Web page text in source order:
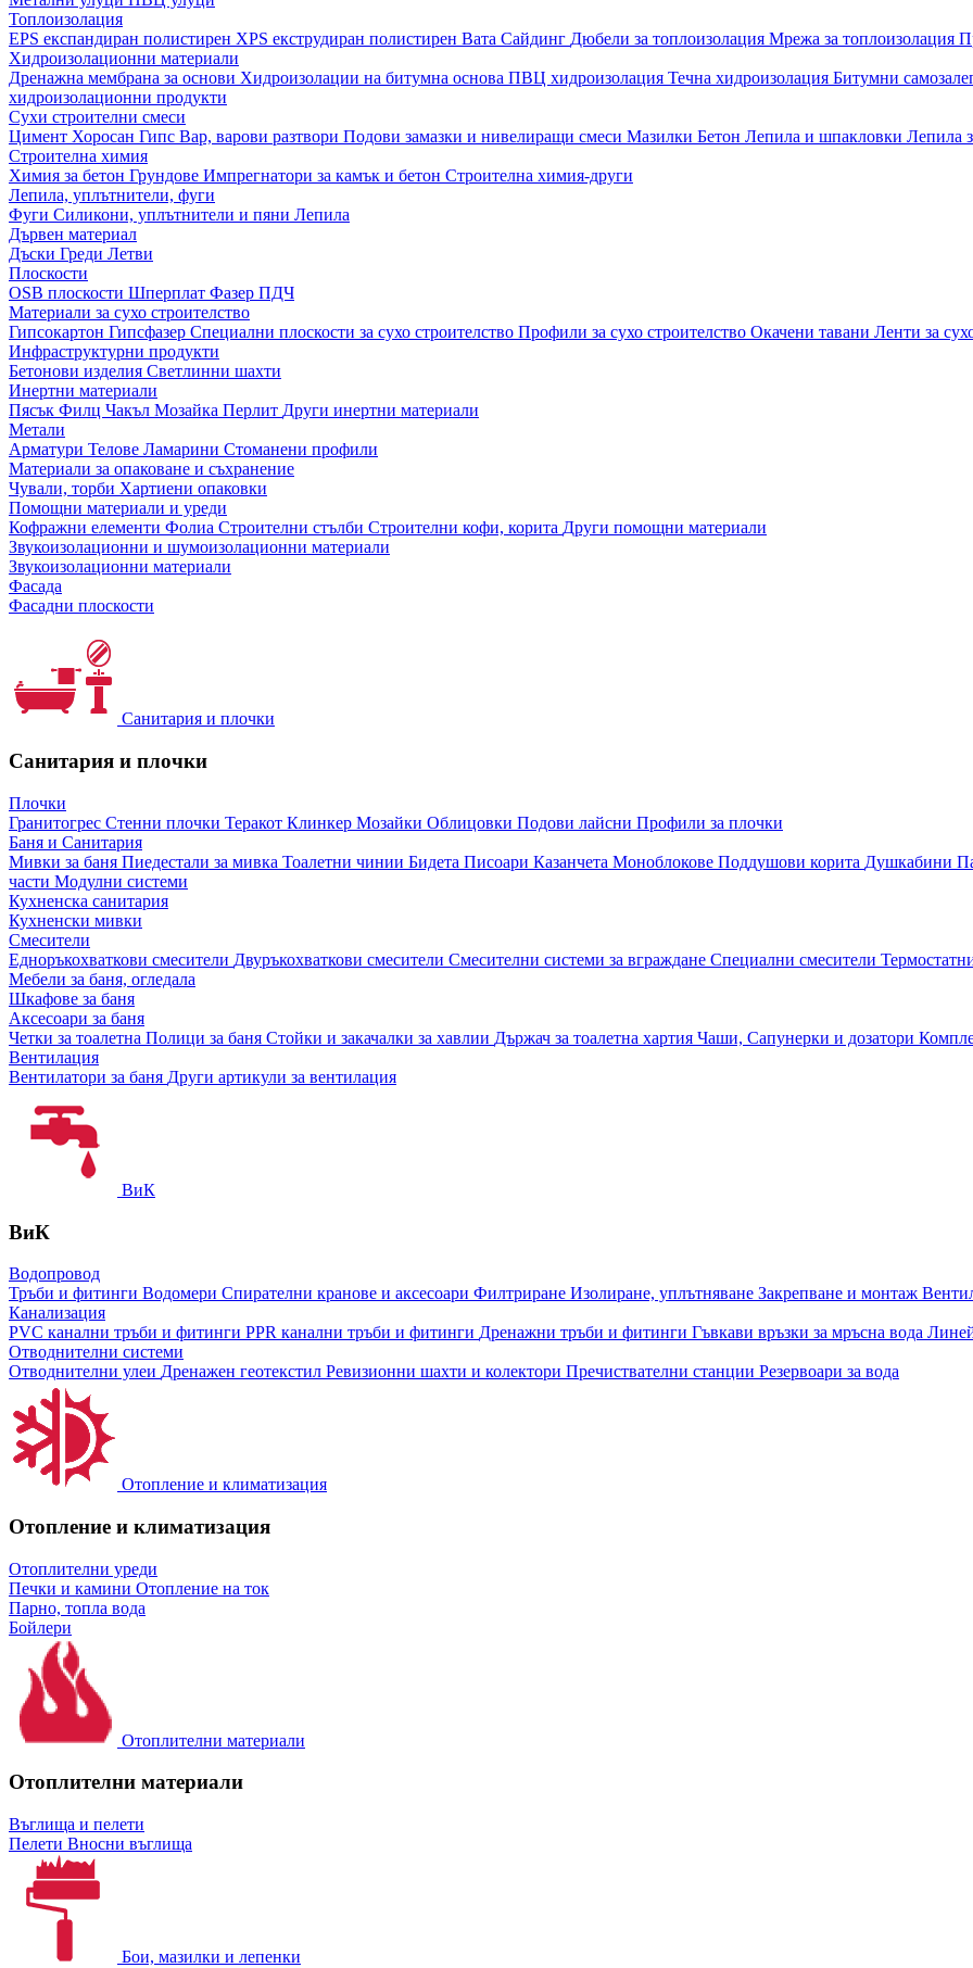
Топлоизолация
EPS експандиран полистирен XPS екструдиран полистирен Вата Сайдинг Дюбели за топлоизолация Мрежа за топлоизолация
Хидроизолационни материали
Дренажна мембрана за основи Хидроизолации на битумна основа ПВЦ хидроизолация Течна хидроизолация Битумни
хидроизолационни продукти
Сухи строителни смеси
Цимент Хоросан Гипс Вар, варови разтвори Подови замазки и нивелиращи смеси Мазилки Бетон Лепила и шпакловки Лепила
Строителна химия
Химия за бетон Грундове Импрегнатори за камък и бетон Строителна химия-други
Лепила, уплътнители, фуги
Фуги Силикони, уплътнители и пяни Лепила
Дървен материал
Дъски Греди Летви
Плоскости
OSB плоскости Шперплат Фазер ПДЧ
Материали за сухо строителство
Гипсокартон Гипсфазер Специални плоскости за сухо строителство Профили за сухо строителство Окачени тавани Ленти за
Инфраструктурни продукти
Бетонови изделия Светлинни шахти
Инертни материали
Пясък Филц Чакъл Мозайкa Перлит Други инертни материали
Метали
Арматури Телове Ламарини Стоманени профили
Материали за опаковане и съхранение
Чували, торби Хартиени опаковки
Помощни материали и уреди
Кофражни елементи Фолиа Строителни стълби Строителни кофи, корита Други помощни материали
Звукоизолационни и шумоизолационни материали
Звукоизолационни материали
Фасада
Фасадни плоскости
Санитария и плочки
Санитария и плочки
Плочки
Гранитогрес Стенни плочки Теракот Клинкер Мозайки Облицовки Подови лайсни Профили за плочки
Баня и Санитария
Мивки за баня Пиедестали за мивка Тоалетни чинии Бидета Писоари Казанчета Моноблокове Поддушови корита Душкабини
части Модулни системи
Кухненска санитария
Кухненски мивки
Смесители
Едноръкохваткови смесители Двуръкохваткови смесители Смесителни системи за вграждане Специални смесители
Мебели за баня, огледала
Шкафове за баня
Аксесоари за баня
Четки за тоалетна Полици за баня Стойки и закачалки за хавлии Държач за тоалетна хартия Чаши, Сапунерки и дозатори
Вентилация
Вентилатори за баня Други артикули за вентилация
ВиК
ВиК
Водопровод
Тръби и фитинги Водомери Спирателни кранове и аксесоари Филтриране Изолиране, уплътняване Закрепване и монтаж
Канализация
PVC канални тръби и фитинги PPR канални тръби и фитинги Дренажни тръби и фитинги Гъвкави връзки за мръсна вода
Отводнителни системи
Отводнителни улеи Дренажен геотекстил Ревизионни шахти и колектори Пречиствателни станции Резервоари за вода
Отопление и климатизация
Отопление и климатизация
Отоплителни уреди
Печки и камини Отопление на ток
Парно, топла вода
Бойлери
Отоплителни материали
Отоплителни материали
Въглища и пелети
Пелети Вносни въглища
Бои, мазилки и лепенки